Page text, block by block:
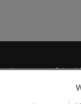
de uso